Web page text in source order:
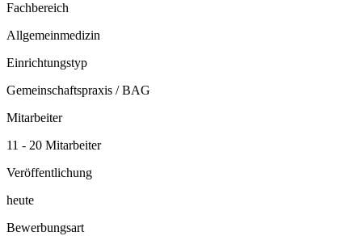
Fachbereich
Allgemeinmedizin
Einrichtungstyp
Gemeinschaftspraxis / BAG
Mitarbeiter
11 - 20 Mitarbeiter
Veröffentlichung
heute
Bewerbungsart